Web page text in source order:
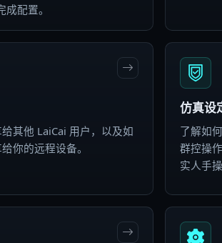
配置。
其他 LaiCai 用户，以及如
你的远程设备。
仿真设
了解如
群控操
实人手操